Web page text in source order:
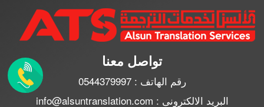
تواصل معنا
رقم الهاتف : 0544379997
البريد الالكترونى : info@alsuntranslation.com